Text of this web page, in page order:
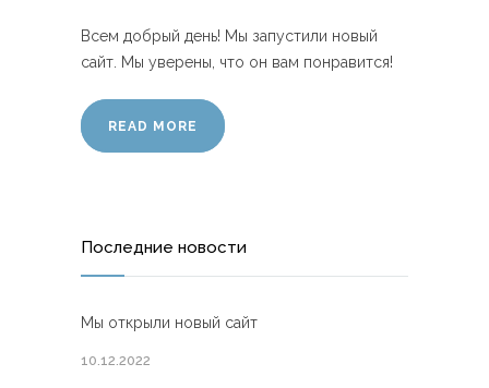
Всем добрый день! Мы запустили новый
сайт. Мы уверены, что он вам понравится!
READ MORE
Последние новости
Мы открыли новый сайт
10.12.2022